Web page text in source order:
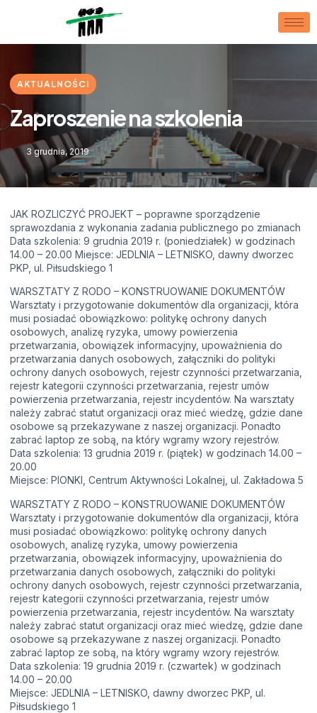
AKTUALNOŚCI
Zaproszenie na szkolenia
3 grudnia, 2019
JAK ROZLICZYĆ PROJEKT – poprawne sporządzenie
sprawozdania z wykonania zadania publicznego po zmianach
Data szkolenia: 9 grudnia 2019 r. (poniedziałek) w godzinach
14.00 – 20.00 Miejsce: JEDLNIA – LETNISKO, dawny dworzec
PKP, ul. Piłsudskiego 1
WARSZTATY Z RODO – KONSTRUOWANIE DOKUMENTÓW
Warsztaty i przygotowanie dokumentów dla organizacji, która
musi posiadać obowiązkowo: politykę ochrony danych
osobowych, analizę ryzyka, umowy powierzenia
przetwarzania, obowiązek informacyjny, upoważnienia do
przetwarzania danych osobowych, załączniki do polityki
ochrony danych osobowych, rejestr czynności przetwarzania,
rejestr kategorii czynności przetwarzania, rejestr umów
powierzenia przetwarzania, rejestr incydentów. Na warsztaty
należy zabrać statut organizacji oraz mieć wiedzę, gdzie dane
osobowe są przekazywane z naszej organizacji. Ponadto
zabrać laptop ze sobą, na który wgramy wzory rejestrów.
Data szkolenia: 13 grudnia 2019 r. (piątek) w godzinach 14.00 –
20.00
Miejsce: PIONKI, Centrum Aktywności Lokalnej, ul. Zakładowa 5
WARSZTATY Z RODO – KONSTRUOWANIE DOKUMENTÓW
Warsztaty i przygotowanie dokumentów dla organizacji, która
musi posiadać obowiązkowo: politykę ochrony danych
osobowych, analizę ryzyka, umowy powierzenia
przetwarzania, obowiązek informacyjny, upoważnienia do
przetwarzania danych osobowych, załączniki do polityki
ochrony danych osobowych, rejestr czynności przetwarzania,
rejestr kategorii czynności przetwarzania, rejestr umów
powierzenia przetwarzania, rejestr incydentów. Na warsztaty
należy zabrać statut organizacji oraz mieć wiedzę, gdzie dane
osobowe są przekazywane z naszej organizacji. Ponadto
zabrać laptop ze sobą, na który wgramy wzory rejestrów.
Data szkolenia: 19 grudnia 2019 r. (czwartek) w godzinach
14.00 – 20.00
Miejsce: JEDLNIA – LETNISKO, dawny dworzec PKP, ul.
Piłsudskiego 1